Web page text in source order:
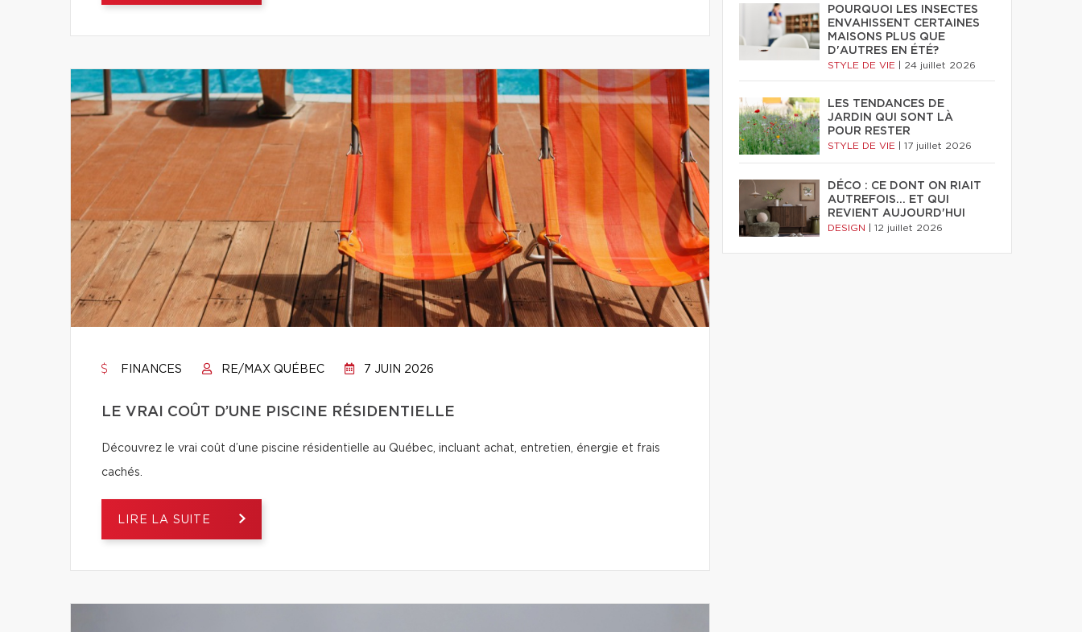
FINANCES RE/MAX QUÉBEC 7 JUIN 2026
LE VRAI COÛT D’UNE PISCINE RÉSIDENTIELLE
Découvrez le vrai coût d’une piscine résidentielle au Québec, incluant achat, entretien, énergie et frais
cachés.
LIRE LA SUITE
POURQUOI LES INSECTES
ENVAHISSENT CERTAINES
MAISONS PLUS QUE
D'AUTRES EN ÉTÉ?
STYLE DE VIE 24 juillet 2026
LES TENDANCES DE
JARDIN QUI SONT LÀ
POUR RESTER
STYLE DE VIE 17 juillet 2026
DÉCO : CE DONT ON RIAIT
AUTREFOIS... ET QUI
REVIENT AUJOURD'HUI
DESIGN 12 juillet 2026